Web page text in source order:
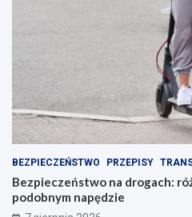
s
k
a
P
o
l
s
k
d
l
a
p
o
j
a
z
BEZPIECZEŃSTWO PRZEPISY
Bezpieczeństwo na drogach:
podobnym napędzie